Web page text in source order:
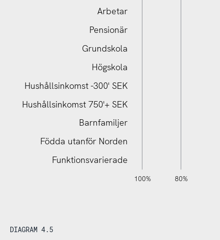
Hushållsinkomst 750'+ SEK
Funktionsvarierade
Födda utanför Norden
Barnfamiljer
Hushållsinkomst 750'+ SEK
Hushållsinkomst -300' SEK
Högskola
Grundskola
Pensionär
Arbetar
-40%
-20%100% 80%
120%
140%
DIAGRAM 4.5